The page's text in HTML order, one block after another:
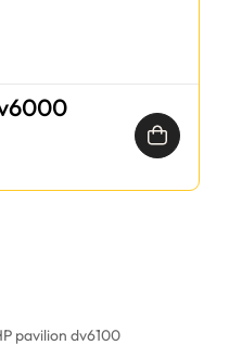
pavilion dv6100